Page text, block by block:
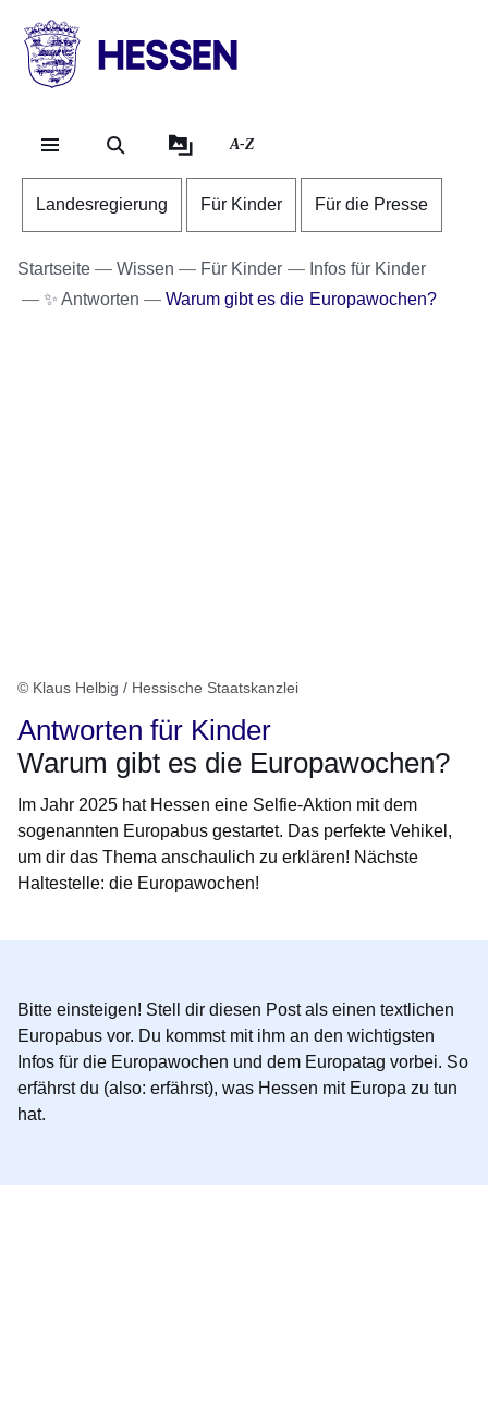
HESSEN
Landesregierung
A-Z
Landesregierung Für Kinder Für die Presse
Startseite Wissen Für Kinder
Infos für Kinder
✨ Antworten
Warum gibt es die Europawochen?
© Klaus Helbig / Hessische Staatskanzlei
Antworten für Kinder
Warum gibt es die Europawochen?
Im Jahr 2025 hat Hessen eine Selfie-Aktion mit dem
sogenannten Europabus gestartet. Das perfekte Vehikel,
um dir das Thema anschaulich zu erklären! Nächste
Haltestelle: die Europawochen!
Bitte einsteigen! Stell dir diesen Post als einen textlichen
Europabus vor. Du kommst mit ihm an den wichtigsten
Infos für die Europawochen und dem Europatag vorbei. So
erfährst du (also: erfährst), was Hessen mit Europa zu tun
hat.